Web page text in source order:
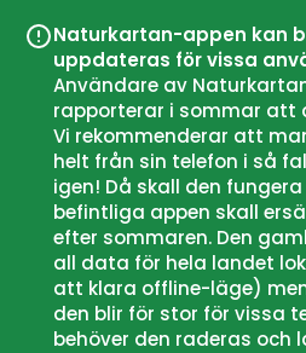
Naturkartan-appen kan
uppdateras för vissa
Användare av
rapporterar i sommar att
Vi rekommenderar att
helt från sin telefon i så
igen! Då skall den
befintliga appen skall
efter sommaren. Den
all data för hela landet
att klara offline-läge)
den blir för stor för vissa
behöver den raderas och